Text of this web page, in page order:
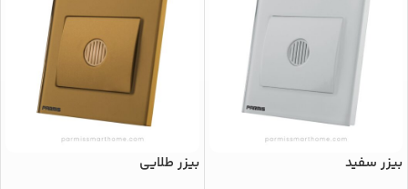
بیزر سفید
بیزر طلایی